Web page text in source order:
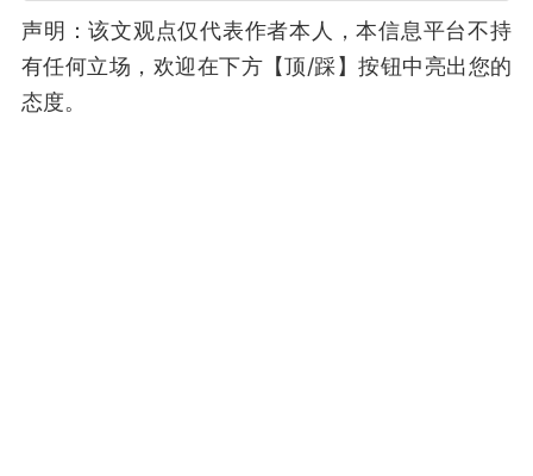
声明：该文观点仅代表作者本人，本信息平台不持
有任何立场，欢迎在下方【顶/踩】按钮中亮出您的
态度。